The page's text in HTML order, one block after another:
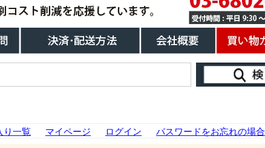
り一覧 マイページ ログイン パスワードをお忘れの場合